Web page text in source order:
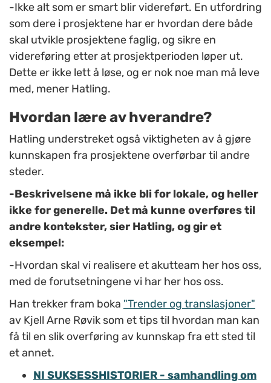
-Ikke alt som er smart blir videreført. En utfordring
som dere i prosjektene har er hvordan dere både
skal utvikle prosjektene faglig, og sikre en
videreføring etter at prosjektperioden løper ut.
Dette er ikke lett å løse, og er nok noe man må leve
med, mener Hatling.
Hvordan lære av hverandre?
Hatling understreket også viktigheten av å gjøre
kunnskapen fra prosjektene overførbar til andre
steder.
-Beskrivelsene må ikke bli for lokale, og heller
ikke for generelle. Det må kunne overføres til
andre kontekster, sier Hatling, og gir et
eksempel:
-Hvordan skal vi realisere et akutteam her hos oss,
med de forutsetningene vi har her hos oss.
Han trekker fram boka "Trender og translasjoner"
av Kjell Arne Røvik som et tips til hvordan man kan
få til en slik overføring av kunnskap fra ett sted til
et annet.
NI SUKSESSHISTORIER - samhandling om